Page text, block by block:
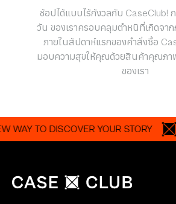
ช้อปได้แบบไร้กังวลกับ CaseClub!
วัน ของเราครอบคลุมตำหนิที่เกิดจา
ภายในสัปดาห์แรกของคำสั่งซื้อ
มอบความสุขให้คุณด้วยสินค้าคุณภา
ของเรา
TO DISCOVER YOUR STORY A